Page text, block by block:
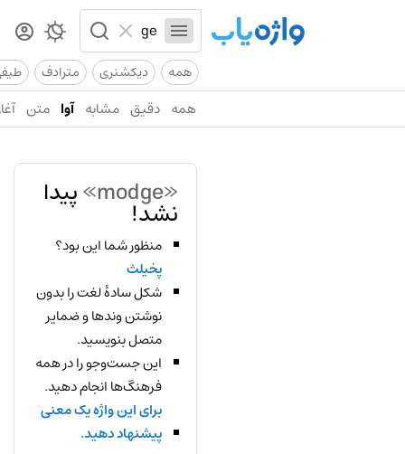
همه دیکشنری مترادف
همه دقیق مشابه آوا متن
«modge» پیدا
نشد!
منظور شما این بود؟
پخیلث
شکل سادهٔ لغت را بدون
نوشتن وندها و ضمایر
متصل بنویسید.
این جست‌وجو را در همه
فرهنگ‌ها انجام دهید.
برای این واژه یک معنی
پیشنهاد دهید.